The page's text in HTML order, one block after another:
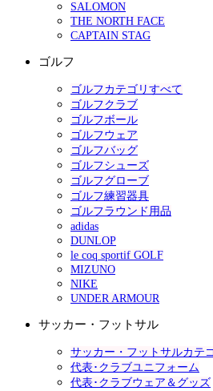
SALOMON
THE NORTH FACE
CAPTAIN STAG
ゴルフ
ゴルフカテゴリすべて
ゴルフクラブ
ゴルフボール
ゴルフウェア
ゴルフバッグ
ゴルフシューズ
ゴルフグローブ
ゴルフ練習器具
ゴルフラウンド用品
adidas
DUNLOP
le coq sportif GOLF
MIZUNO
NIKE
UNDER ARMOUR
サッカー・フットサル
サッカー・フットサルカテ
代表･クラブユニフォーム
代表･クラブウェア＆グッズ